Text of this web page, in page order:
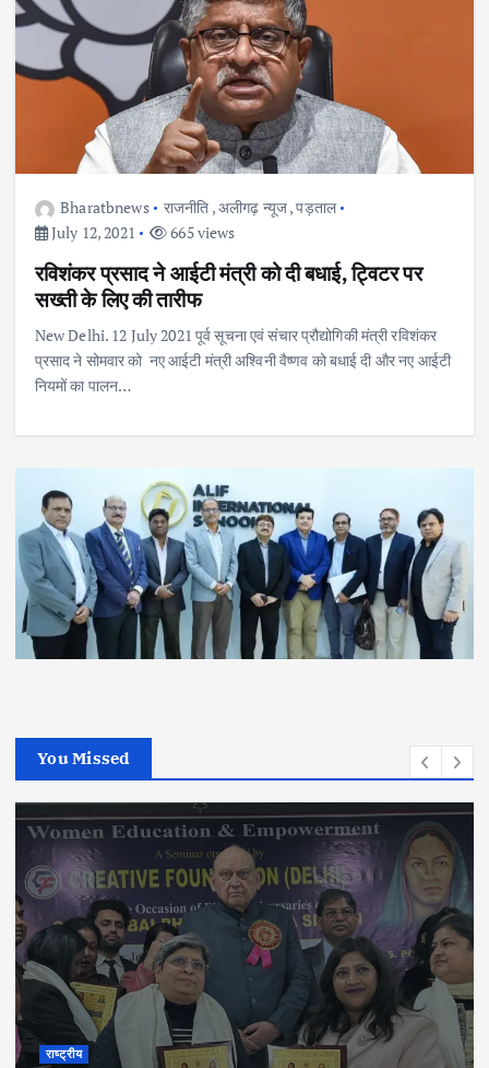
Bharatbnews राजनीति ,अलीगढ़ न्यूज,पड़ताल
July 12, 2021
665 views
रविशंकर प्रसाद ने आईटी मंत्री को दी बधाई, ट्विटर पर
सख्ती के लिए की तारीफ
New Delhi. 12 July 2021 पूर्व सूचना एवं संचार प्रौद्योगिकी मंत्री रविशंकर
प्रसाद ने सोमवार को नए आईटी मंत्री अश्विनी वैष्णव को बधाई दी और नए आईटी
नियमों का पालन…
You Missed
राष्ट्रीय